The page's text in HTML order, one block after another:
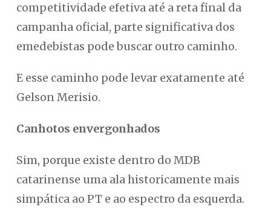
competitividade efetiva até a reta final da
campanha oficial, parte significativa dos
emedebistas pode buscar outro caminho.
E esse caminho pode levar exatamente até
Gelson Merisio.
Canhotos envergonhados
Sim, porque existe dentro do MDB
catarinense uma ala historicamente mais
simpática ao PT e ao espectro da esquerda.